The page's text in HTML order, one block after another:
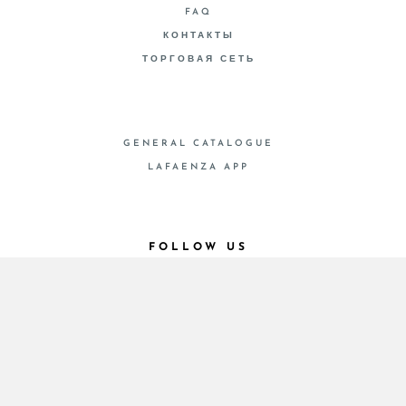
FAQ
КОНТАКТЫ
ТОРГОВАЯ СЕТЬ
GENERAL CATALOGUE
LAFAENZA APP
FOLLOW US